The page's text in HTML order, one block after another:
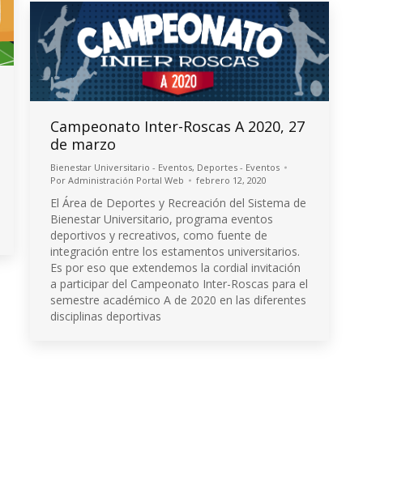
Campeonato Inter-Roscas A 2020, 27
de marzo
Bienestar Universitario - Eventos, Deportes - Eventos
Por Administración Portal Web febrero 12, 2020
El Área de Deportes y Recreación del Sistema de
Bienestar Universitario, programa eventos
deportivos y recreativos, como fuente de
integración entre los estamentos universitarios.
Es por eso que extendemos la cordial invitación
a participar del Campeonato Inter-Roscas para el
semestre académico A de 2020 en las diferentes
disciplinas deportivas